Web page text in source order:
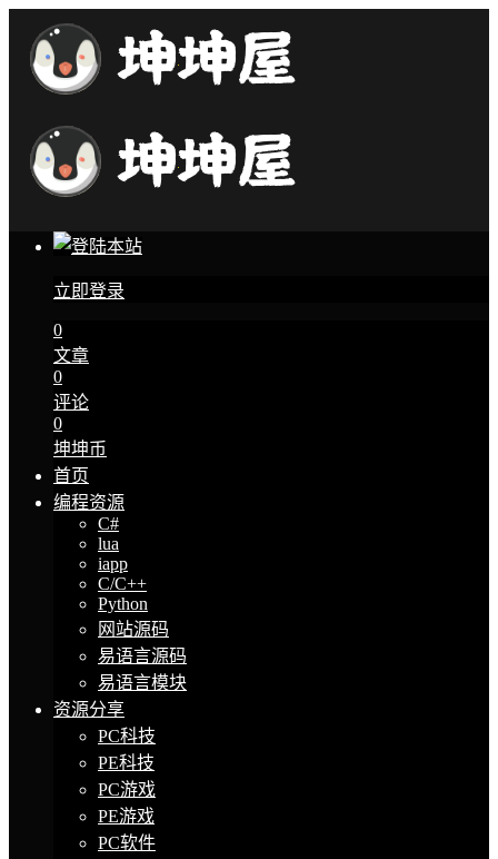
立即登录
0
文章
0
评论
0
坤坤币
首页
编程资源
C#
lua
iapp
C/C++
Python
网站源码
易语言源码
易语言模块
资源分享
PC科技
PE科技
PC游戏
PE游戏
PC软件